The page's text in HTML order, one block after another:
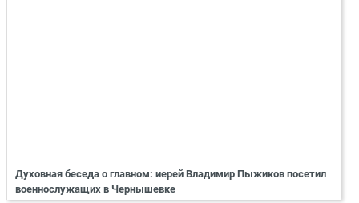
Духовная беседа о главном: иерей Владимир Пыжиков посетил
военнослужащих в Чернышевке